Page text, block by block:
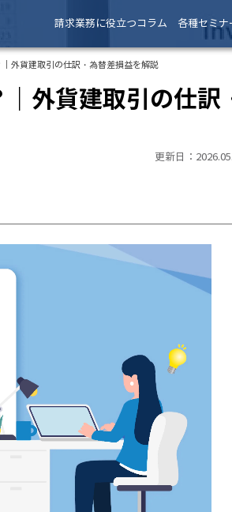
請求業務に役立つコラム 各種セミナ
外貨建取引の仕訳・為替差損益を解説
外貨建取引の仕訳
更新日：